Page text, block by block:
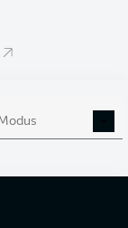
ADLER
UND FÜR